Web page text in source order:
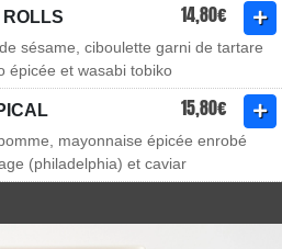
14,80€
sésame, ciboulette garni de tartare
épicée et wasabi tobiko
15,80€
mayonnaise épicée enrobé
(philadelphia) et caviar